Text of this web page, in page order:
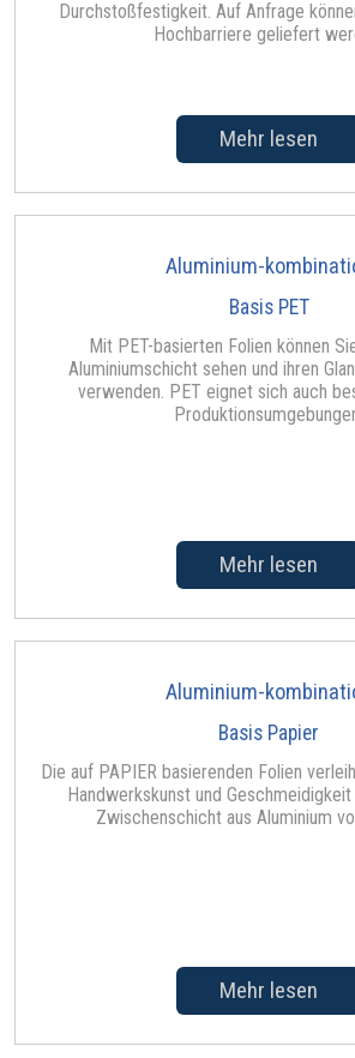
Durchstoßfestigkeit. Auf Anfrage
Hochbarriere geliefert
Mehr lesen
Aluminium-
Basis PET
Mit PET-basierten Folien können
Aluminiumschicht sehen und ihren
verwenden. PET eignet sich auch
Mehr lesen
Aluminium-
Basis Papier
Die auf PAPIER basierenden Folien
Handwerkskunst und
Zwischenschicht aus Aluminium
Mehr lesen